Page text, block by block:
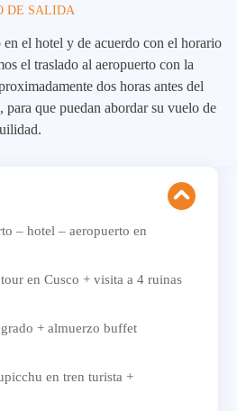
DE SALIDA
en el hotel y de acuerdo con el horario
el traslado al aeropuerto con la
dos horas antes del
para que puedan abordar su vuelo de
– hotel – aeropuerto en
en Cusco + visita a 4 ruinas
+ almuerzo buffet
en tren turista +